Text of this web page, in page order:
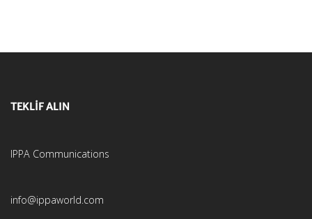
TEKLİF ALIN
IPPA Communications
info@ippaworld.com